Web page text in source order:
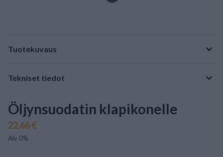
Tuotekuvaus
Tekniset tiedot
Öljynsuodatin klapikonelle
22,66 €
Alv 0%